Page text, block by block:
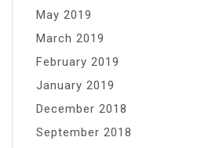
May 2019
March 2019
February 2019
January 2019
December 2018
September 2018